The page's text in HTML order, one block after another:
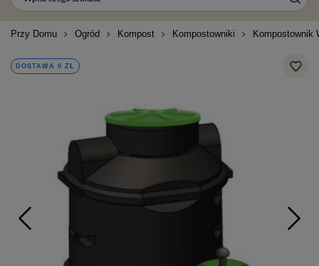
Przy Domu Ogród Kompost Kompostowniki Kompostownik
DOSTAWA 0 ZŁ